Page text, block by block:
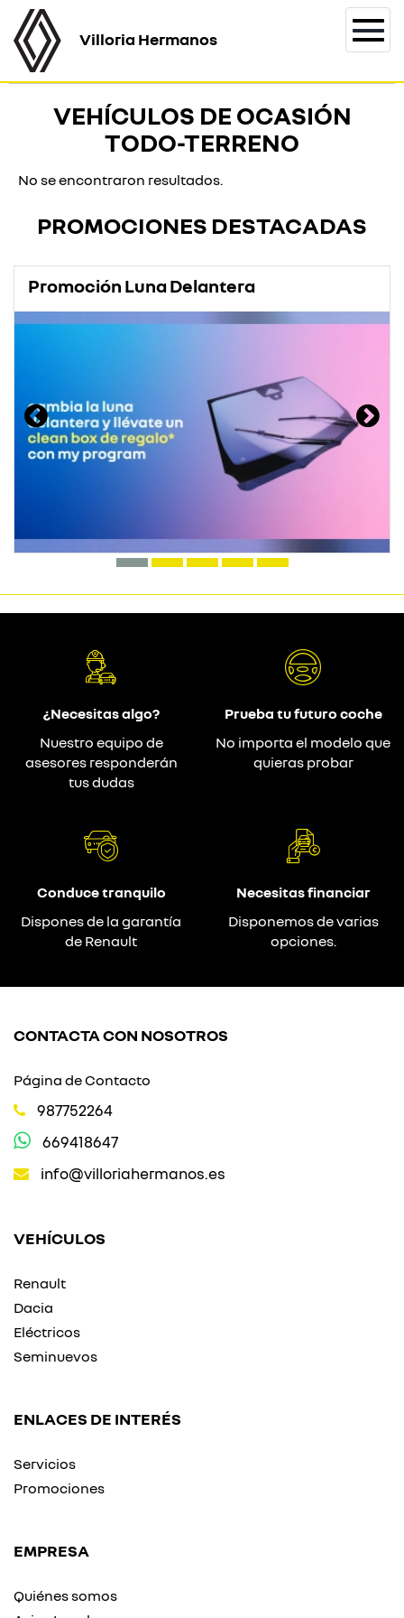
Villoria Hermanos
VEHÍCULOS DE OCASIÓN
TODO-TERRENO
No se encontraron resultados.
PROMOCIONES DESTACADAS
Promoción Luna Delantera
¿Necesitas algo?
Nuestro equipo de
asesores responderán
tus dudas
Prueba tu futuro coche
No importa el modelo que
quieras probar
Conduce tranquilo
Dispones de la garantía
de Renault
Necesitas financiar
Disponemos de varias
opciones.
CONTACTA CON NOSOTROS
Página de Contacto
987752264
669418647
info@villoriahermanos.es
VEHÍCULOS
Renault
Dacia
Eléctricos
Seminuevos
ENLACES DE INTERÉS
Servicios
Promociones
EMPRESA
Quiénes somos